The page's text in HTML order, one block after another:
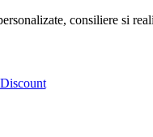
consiliere si